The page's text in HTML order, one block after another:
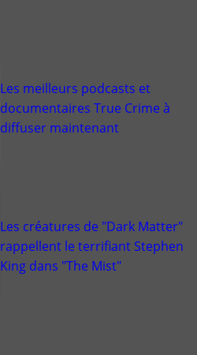
Les meilleurs podcasts et
documentaires True Crime à
diffuser maintenant
Les créatures de "Dark Matter"
rappellent le terrifiant Stephen
King dans "The Mist"